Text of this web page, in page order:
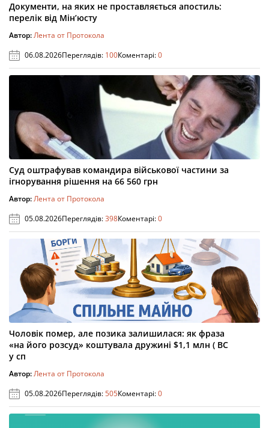
Документи, на яких не проставляється апостиль:
перелік від Мін’юсту
Автор:Лента от Протокола
06.08.2026Переглядів: 100Коментарі:0
Суд оштрафував командира військової частини за
ігнорування рішення на 66 560 грн
Автор:Лента от Протокола
05.08.2026Переглядів:398Коментарі:0
Чоловік помер, але позика залишилася: як фраза
«на його розсуд» коштувала дружині $1,1 млн ( ВС
у сп
Автор:Лента от Протокола
05.08.2026Переглядів:505Коментарі:0